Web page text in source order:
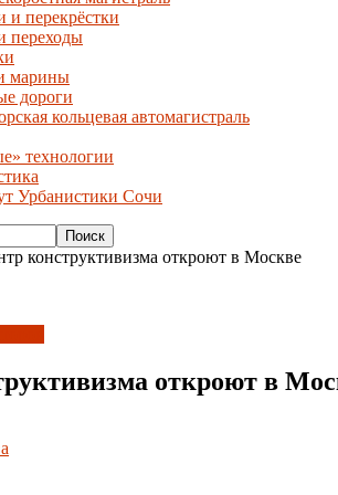
и перекрёстки
переходы
марины
дороги
кольцевая автомагистраль
технологии
Урбанистики Сочи
конструктивизма откроют в Москве
откроют в